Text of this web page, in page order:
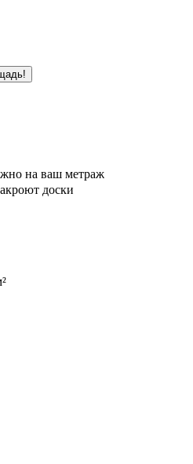
на ваш метраж
доски